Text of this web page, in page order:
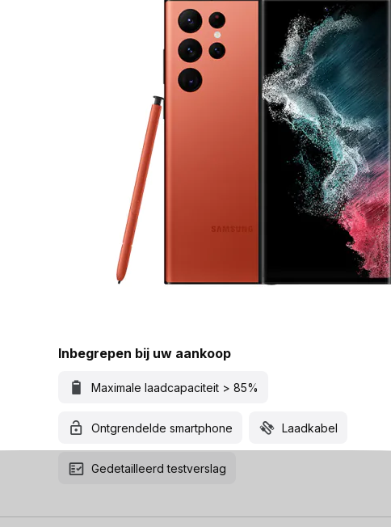
Inbegrepen bij uw aankoop
Maximale laadcapaciteit > 85%
Ontgrendelde smartphone Laadkabel
Gedetailleerd testverslag